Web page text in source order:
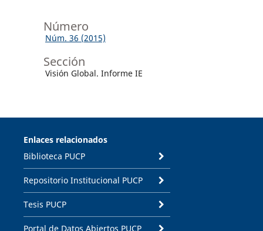
Número
Núm. 36 (2015)
Sección
Visión Global. Informe IE
Enlaces relacionados
Biblioteca PUCP
Repositorio Institucional PUCP
Tesis PUCP
Portal de Datos Abiertos PUCP